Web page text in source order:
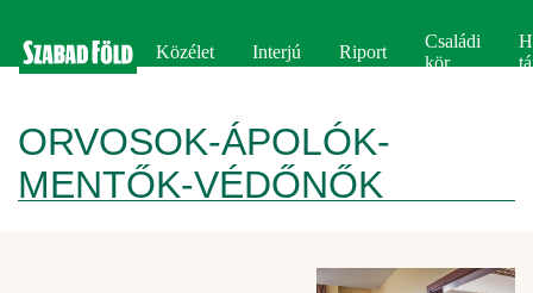
Közélet Interjú Riport
Családi
kör
ORVOSOK-ÁPOLÓK-
MENTŐK-VÉDŐNŐK